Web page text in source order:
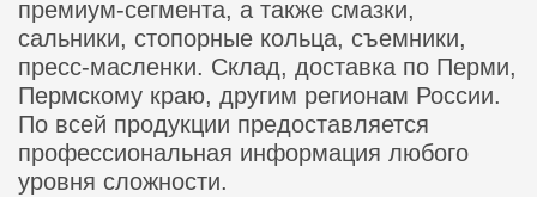
премиум-сегмента, а также смазки,
сальники, стопорные кольца, съемники,
пресс-масленки. Склад, доставка по Перми,
Пермскому краю, другим регионам России.
По всей продукции предоставляется
профессиональная информация любого
уровня сложности.